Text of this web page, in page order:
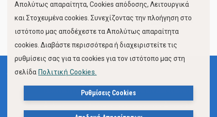
FOLLOW US
Όροι Χρήσης
Πολιτική Προστασίας Προσωπικών Δεδομένων
Απολύτως απαραίτητα, Cookies απόδοσης, Λειτουργικά
και Στοχευμένα cookies. Συνεχίζοντας την πλοήγηση στο
ιστότοπο μας αποδέχεστε τα Απολύτως απαραίτητα
cookies. Διαβάστε περισσότερα ή διαχειριστείτε τις
ρυθμίσεις σας για τα cookies για τον ιστότοπο μας στη
σελίδα Πολιτική Cookies.
Ρυθμίσεις Cookies